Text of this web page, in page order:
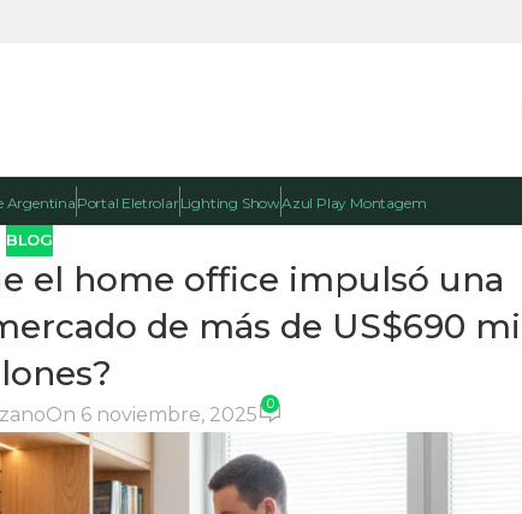
Argentina Portal EletrolarLighting ShowAzul Play Montagem
BLOG
el home office impulsó una
de más de US$690
On 6 noviembre, 2025 0